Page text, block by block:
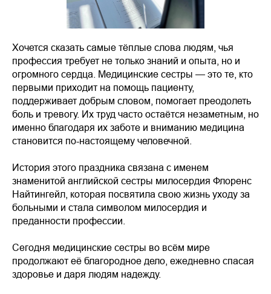
Хочется сказать самые тёплые слова людям, чья
профессия требует не только знаний и опыта, но и
огромного сердца. Медицинские сестры — это те, кто
первыми приходит на помощь пациенту,
поддерживает добрым словом, помогает преодолеть
боль и тревогу. Их труд часто остаётся незаметным, но
именно благодаря их заботе и вниманию медицина
становится по-настоящему человечной.
История этого праздника связана с именем
знаменитой английской сестры милосердия Флоренс
Найтингейл, которая посвятила свою жизнь уходу за
больными и стала символом милосердия и
преданности профессии.
Сегодня медицинские сестры во всём мире
продолжают её благородное дело, ежедневно спасая
здоровье и даря людям надежду.